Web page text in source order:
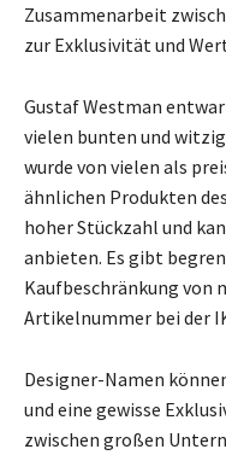
Zusammenarbeit
zur Exklusivität und
Gustaf Westman
vielen bunten und
wurde von vielen als
ähnlichen Produkten
hoher Stückzahl und
anbieten. Es gibt
Kaufbeschränkung von
Artikelnummer bei der
Designer-Namen
und eine gewisse
zwischen großen